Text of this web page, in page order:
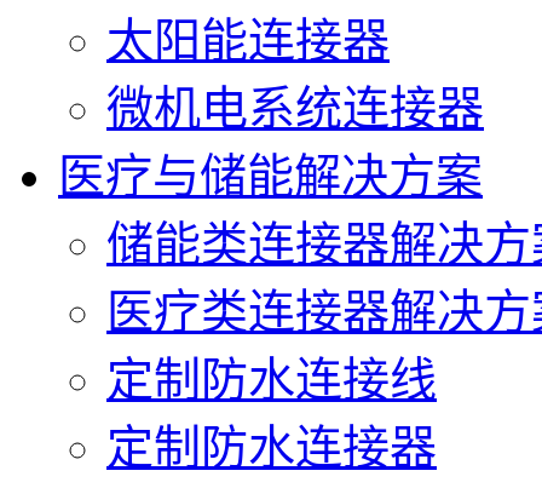
太阳能连接器
微机电系统连接器
医疗与储能解决方案
储能类连接器解决方
医疗类连接器解决
定制防水连接线
定制防水连接器